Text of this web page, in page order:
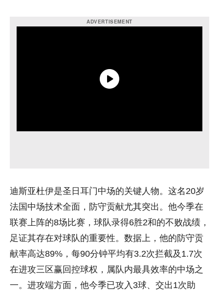
迪斯亚杜伊是圣日耳门中场的关键人物。这名20岁
法国中场技术全面，防守贡献尤其突出。他今季在
联赛上阵的8场比赛，球队录得6胜2和的不败战绩，
足证其存在对球队的重要性。数据上，他的防守贡
献率高达89%，每90分钟平均有3.2次拦截及1.7次
在进攻三区赢回控球权，属队内最具效率的中场之
一。进攻端方面，他今季已攻入3球、交出1次助